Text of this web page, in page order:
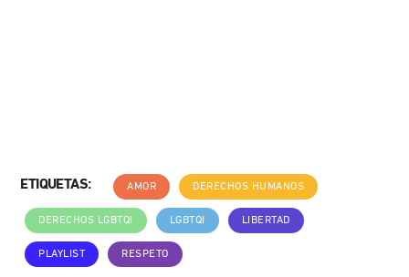
ETIQUETAS: AMOR DERECHOS HUMANOS
DERECHOS LGBTQI LGBTQI LIBERTAD
PLAYLIST RESPETO